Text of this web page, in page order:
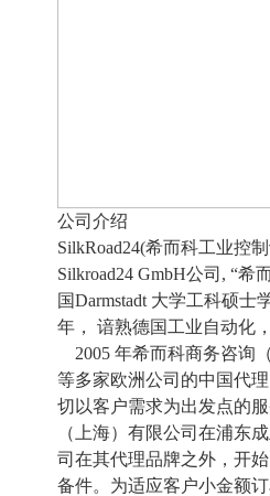
公司介绍
SilkRoad24(希而科工业控
Silkroad24 GmbH公司, “
国Darmstadt 大学工科硕士
年， 谙熟德国工业自动化
2005 年希而科商务咨询
等多家欧洲公司的中国代
切以客户需求为出发点的
（上海）有限公司在浦东
司在其代理品牌之外，开
备件。为适应客户小金额